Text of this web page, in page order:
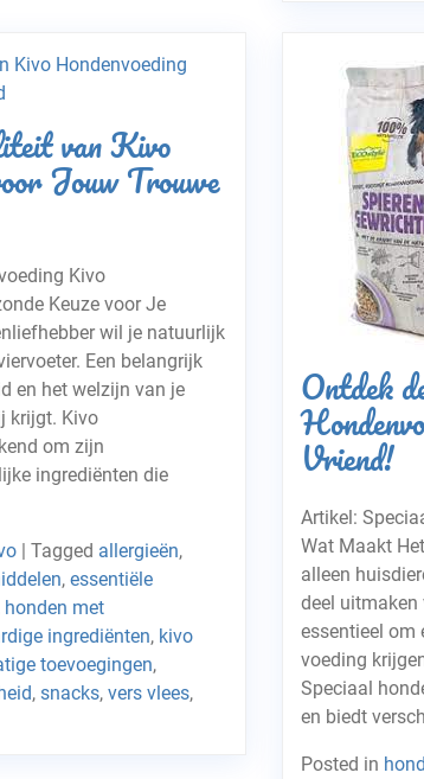
van Kivo
Jouw Trouwe
Kivo
Keuze voor Je
wil je natuurlijk
Een belangrijk
en het welzijn van je
krijgt. Kivo
om zijn
ingrediënten die
| Tagged allergieën,
, essentiële
honden met
ingrediënten, kivo
toevoegingen,
, snacks, vers vlees,
Ontdek
Vriend!
Artikel:
Wat Maakt
alleen
deel
essentieel om
voeding
Speciaal
en biedt
Posted in